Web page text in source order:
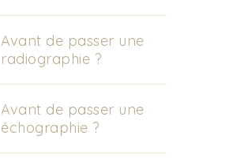
Avant de passer une
radiographie ?
Avant de passer une
échographie ?